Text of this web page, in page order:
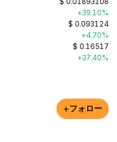
+39.10%
$ 0.093124
+4.70%
$ 0.16517
+37.40%
+フォロー